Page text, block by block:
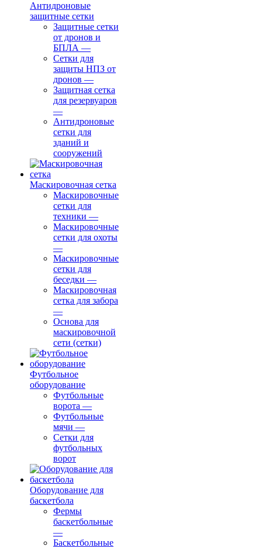
Антидроновые
защитные сетки
Защитные сетки
от дронов и
БПЛА —
Сетки для
защиты НПЗ от
дронов —
Защитная сетка
для резервуаров
—
Антидроновые
сетки для
зданий и
сооружений
Маскировочная сетка
Маскировочные
сетки для
техники —
Маскировочные
сетки для охоты
—
Маскировочные
сетки для
беседки —
Маскировочная
сетка для забора
—
Основа для
маскировочной
сети (сетки)
Футбольное
оборудование
Футбольные
ворота —
Футбольные
мячи —
Сетки для
футбольных
ворот
Оборудование для
баскетбола
Фермы
баскетбольные
—
Баскетбольные